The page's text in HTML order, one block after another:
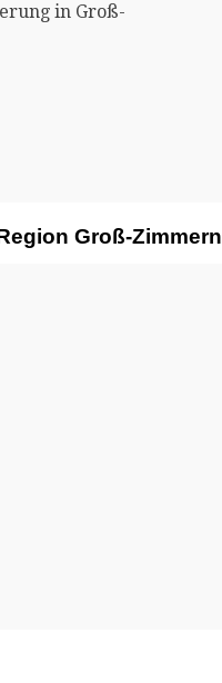
in Groß-
Groß-Zimmern